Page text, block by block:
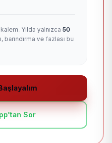
Yılda yalnızca 50
barındırma ve fazlası bu
Sor